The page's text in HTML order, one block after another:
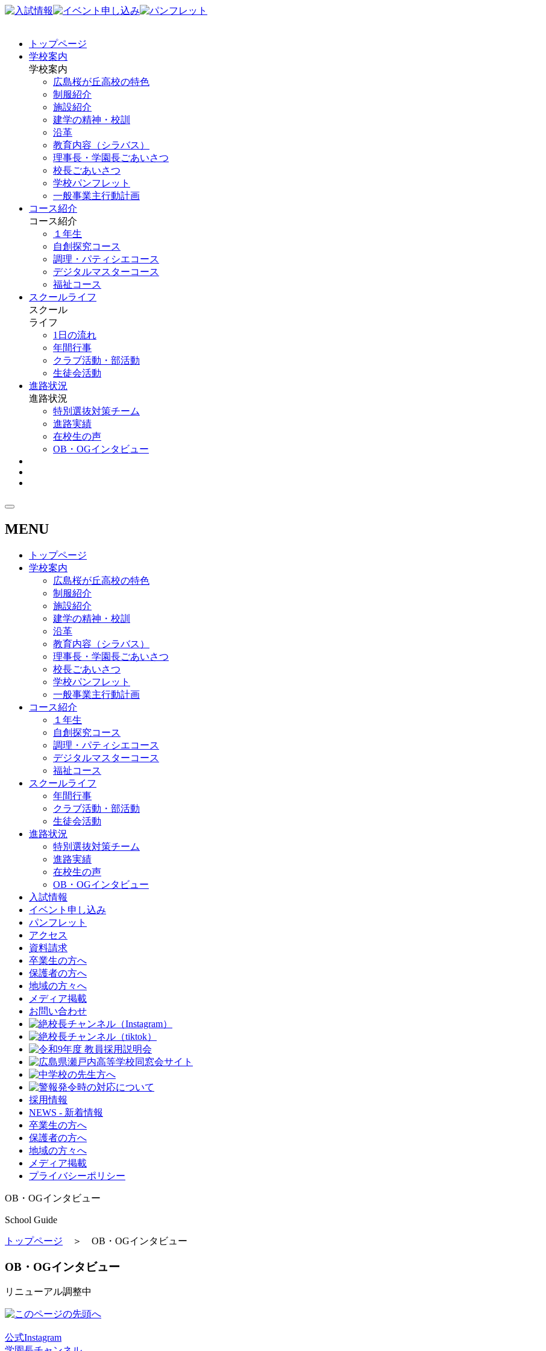
トップページ
学校案内
学校案内
広島桜が丘高校の特色
制服紹介
施設紹介
建学の精神・校訓
沿革
教育内容（シラバス）
理事長・学園長ごあいさつ
校長ごあいさつ
学校パンフレット
一般事業主行動計画
コース紹介
コース紹介
１年生
自創探究コース
調理・パティシエコース
デジタルマスターコース
福祉コース
スクールライフ
スクール
ライフ
1日の流れ
年間行事
クラブ活動・部活動
生徒会活動
進路状況
進路状況
特別選抜対策チーム
進路実績
在校生の声
OB・OGインタビュー
MENU
トップページ
学校案内
広島桜が丘高校の特色
制服紹介
施設紹介
建学の精神・校訓
沿革
教育内容（シラバス）
理事長・学園長ごあいさつ
校長ごあいさつ
学校パンフレット
一般事業主行動計画
コース紹介
１年生
自創探究コース
調理・パティシエコース
デジタルマスターコース
福祉コース
スクールライフ
年間行事
クラブ活動・部活動
生徒会活動
進路状況
特別選抜対策チーム
進路実績
在校生の声
OB・OGインタビュー
入試情報
イベント申し込み
パンフレット
アクセス
資料請求
卒業生の方へ
保護者の方へ
地域の方々へ
メディア掲載
お問い合わせ
採用情報
NEWS - 新着情報
卒業生の方へ
保護者の方へ
地域の方々へ
メディア掲載
プライバシーポリシー
OB・OGインタビュー
School Guide
トップページ ＞ OB・OGインタビュー
OB・OGインタビュー
リニューアル調整中
公式Instagram